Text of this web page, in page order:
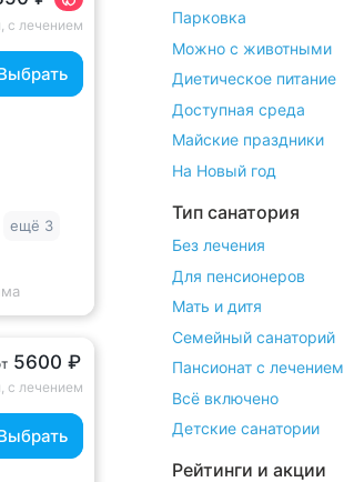
с лечением
ещё 3
5600 ₽
с лечением
Парковка
Можно с животными
Диетическое питание
Доступная среда
Майские праздники
На Новый год
Тип санатория
Без лечения
Для пенсионеров
Мать и дитя
Семейный санаторий
Пансионат с лечением
Всё включено
Детские санатории
Рейтинги и акции